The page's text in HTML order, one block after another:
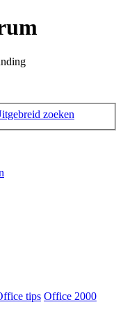
zoeken
tips Office 2000